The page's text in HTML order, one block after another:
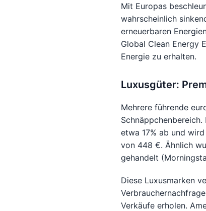
Mit Europas
wahrscheinlich
erneuerbaren
Global Clean Energy
Energie zu erhalten.
Luxusgüter:
Mehrere führende
etwa 17% ab und
von 448 €. Ähnlich
gehandelt
Diese Luxusmarken
Verkäufe erholen.